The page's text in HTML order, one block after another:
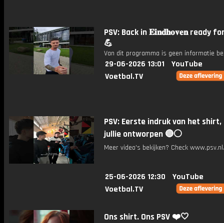
PSV: Back in 𝐄𝐢𝐧𝐝𝐡𝐨𝐯𝐞𝐧 ready
💪
Van dit programma is geen informatie
29-06-2026 13:01
YouTube
Voetbal.TV
PSV: Eerste indruk van het
jullie ontworpen 🔴⚪️
Meer video's bekijken? Check
25-06-2026 12:30
YouTube
Voetbal.TV
Ons shirt. Ons PSV ❤️🤍